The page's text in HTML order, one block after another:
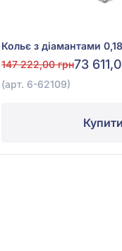
147 222,00 грн73
(арт. 6-62109)
Купити